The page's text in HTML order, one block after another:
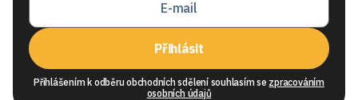
Přihlásit
Přihlášením k odběru obchodních sdělení souhlasím se zpracováním
osobních údajů